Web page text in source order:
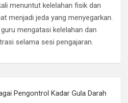
menuntut kelelahan fisik dan
menjadi jeda yang menyegarkan.
mengatasi kelelahan dan
selama sesi pengajaran.
Pengontrol Kadar Gula Darah